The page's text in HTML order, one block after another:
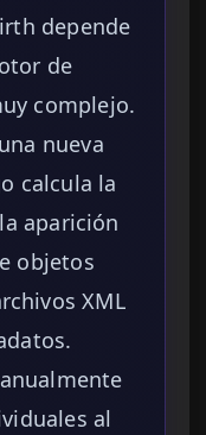
depende
de
complejo.
nueva
calcula la
aparición
objetos
XML
al